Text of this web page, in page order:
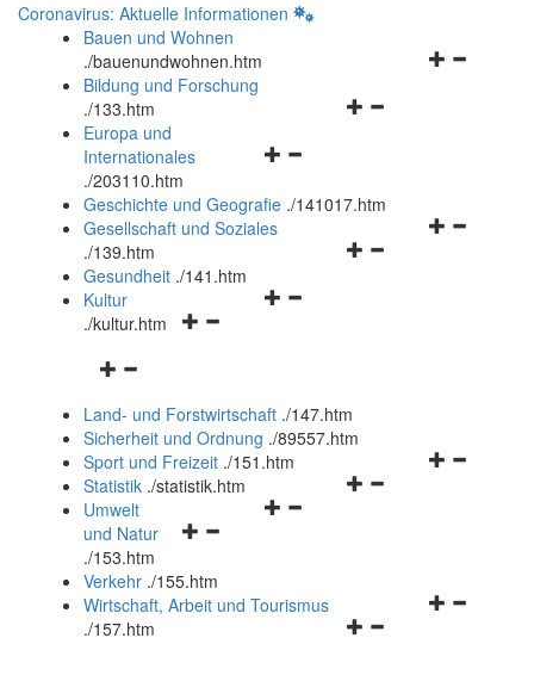
Coronavirus: Aktuelle Informationen
Bauen und Wohnen
./bauenundwohnen.htm
Navigationsmenü
Bildung und Forschung
./133.htm
Navigationsmenü
und
schließen
Europa und
Internationales
./203110.htm
Geschichte und Geografie ./141017.htm
Navigationsmenü
Gesellschaft und Soziales
./139.htm
Navigationsmenü
Gesundheit ./141.htm
Navigationsmenü
Kultur
./kultur.htm
Navigationsmenü
und
schließen
Land- und Forstwirtschaft ./147.htm
Sicherheit und Ordnung ./89557.htm
Navigationsmenü
Sport und Freizeit ./151.htm
Navigationsmenü
Statistik ./statistik.htm
Navigationsmenü
und
schließen
Umwelt
und Natur
./153.htm
Verkehr ./155.htm
Navigationsmenü
Wirtschaft, Arbeit und Tourismus
./157.htm